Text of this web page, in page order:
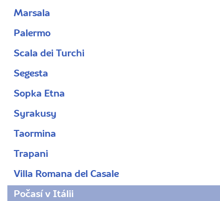
Marsala
Palermo
Scala dei Turchi
Segesta
Sopka Etna
Syrakusy
Taormina
Trapani
Villa Romana del Casale
Počasí v Itálii